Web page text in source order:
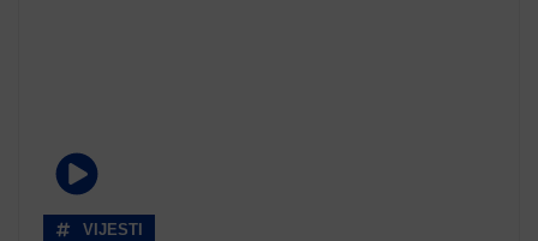
VIJESTI